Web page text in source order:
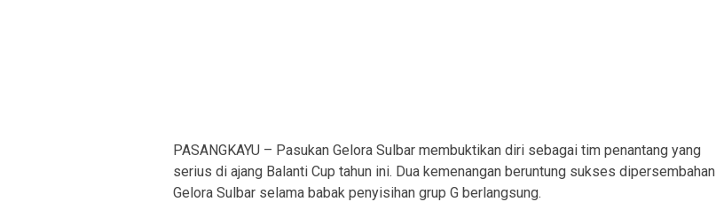
PASANGKAYU – Pasukan Gelora Sulbar membuktikan diri sebagai tim penantang yang
serius di ajang Balanti Cup tahun ini. Dua kemenangan beruntung sukses dipersembahan
Gelora Sulbar selama babak penyisihan grup G berlangsung.